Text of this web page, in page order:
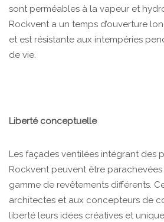
sont perméables à la vapeur et
Rockvent a un temps d’ouverture
et est résistante aux intempéries
de vie.
Liberté conceptuelle
Les façades ventilées intégrant des
Rockvent peuvent être
gamme de revêtements différents.
architectes et aux concepteurs de
liberté leurs idées créatives et